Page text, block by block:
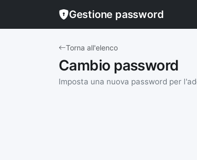
Gestione password
Torna all'elenco
Cambio password
Imposta una nuova password per